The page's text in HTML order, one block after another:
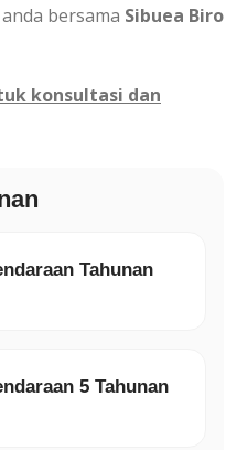
bersama Sibuea Biro
konsultasi dan
Tahunan
5 Tahunan